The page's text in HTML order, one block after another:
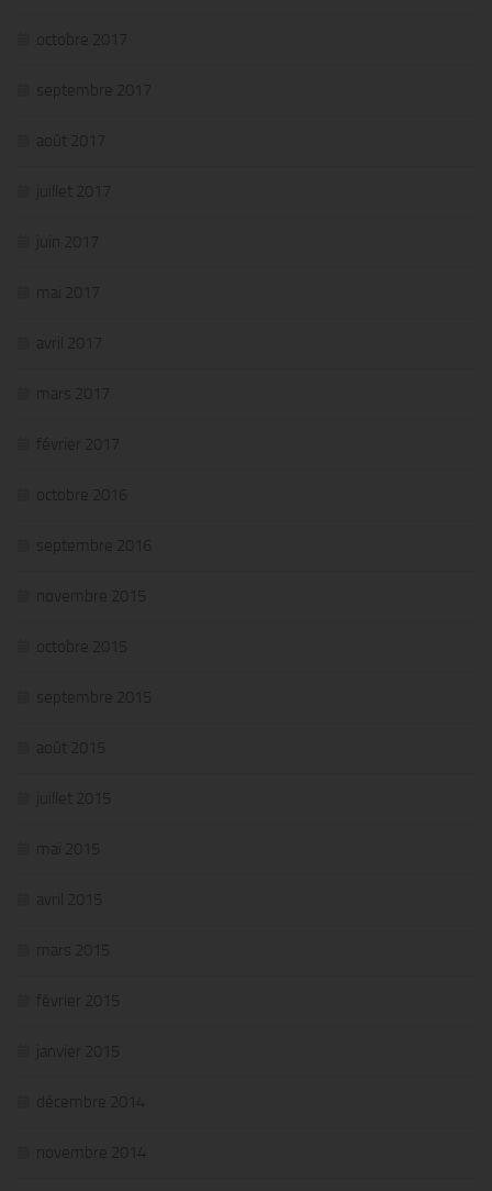
octobre 2017
septembre 2017
août 2017
juillet 2017
juin 2017
mai 2017
avril 2017
mars 2017
février 2017
octobre 2016
septembre 2016
novembre 2015
octobre 2015
septembre 2015
août 2015
juillet 2015
mai 2015
avril 2015
mars 2015
février 2015
janvier 2015
décembre 2014
novembre 2014